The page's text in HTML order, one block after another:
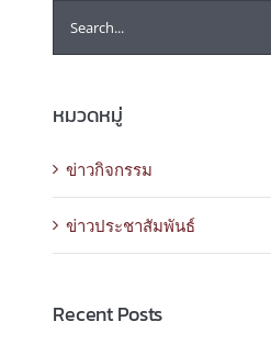
for:
หมวดหมู่
ข่าวกิจกรรม
ข่าวประชาสัมพันธ์
Recent Posts